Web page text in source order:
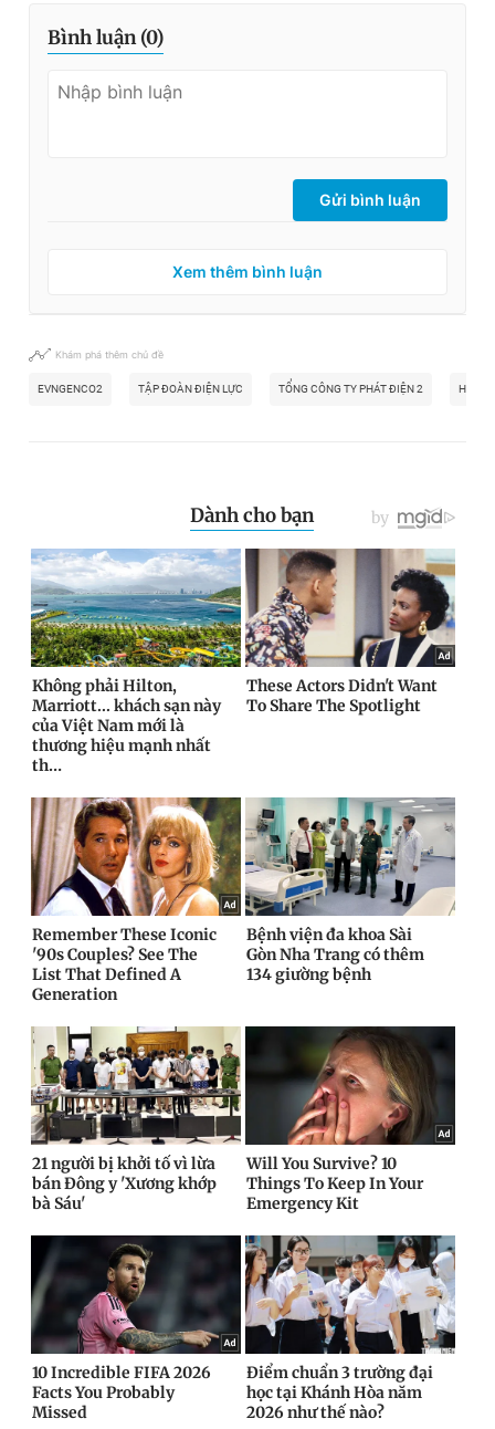
Bình luận (0)
Gửi bình luận
Xem thêm bình luận
Khám phá thêm chủ đề
EVNGENCO2 TẬP ĐOÀN ĐIỆN LỰC TỔNG CÔNG TY PHÁT ĐIỆN 2 HỆ